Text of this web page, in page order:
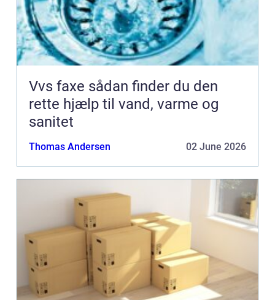
Vvs faxe sådan finder du den
rette hjælp til vand, varme og
sanitet
Thomas Andersen 02 June 2026